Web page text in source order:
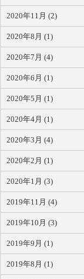
2020年11月 (2)
2020年8月 (1)
2020年7月 (4)
2020年6月 (1)
2020年5月 (1)
2020年4月 (1)
2020年3月 (4)
2020年2月 (1)
2020年1月 (3)
2019年11月 (4)
2019年10月 (3)
2019年9月 (1)
2019年8月 (1)